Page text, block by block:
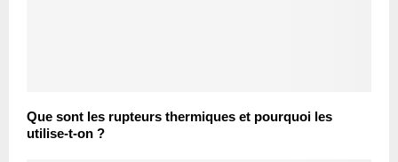
Que sont les rupteurs thermiques et pourquoi les
utilise-t-on ?